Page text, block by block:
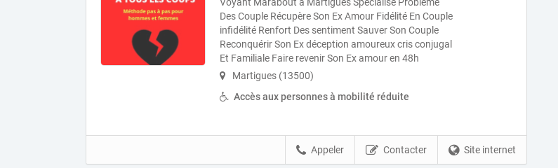
Des Couple Récupère Son Ex Amour Fidélité En Couple
infidélité Renfort Des sentiment Sauver Son Couple
Reconquérir Son Ex déception amoureux cris conjugal
Et Familiale Faire revenir Son Ex amour en 48h
Martigues (13500)
Accès aux personnes à mobilité réduite
Site internet
Contacter
Appeler